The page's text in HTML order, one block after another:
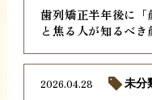
歯列矯正半年後に「
と焦る人が知るべ
2026.04.28 未分